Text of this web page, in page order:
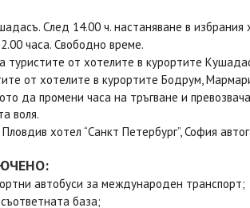
След 14.00 ч. настаняване в избрания
часа. Свободно време.
туристите от хотелите в курортите
от хотелите в курортите Бодрум,
да промени часа на тръгване и
воля.
хотел “Санкт Петербург”, София
автобуси за международен транспорт;
база;